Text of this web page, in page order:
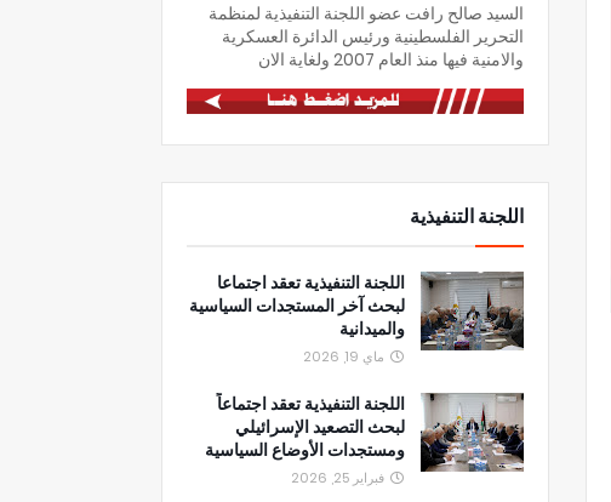
السيد صالح رافت عضو اللجنة التنفيذية لمنظمة
التحرير الفلسطينية ورئيس الدائرة العسكرية
والامنية فيها منذ العام 2007 ولغاية الان
اللجنة التنفيذية
اللجنة التنفيذية تعقد اجتماعا
لبحث آخر المستجدات السياسية
والميدانية
ماي 19, 2026
اللجنة التنفيذية تعقد اجتماعاً
لبحث التصعيد الإسرائيلي
ومستجدات الأوضاع السياسية
فبراير 25, 2026